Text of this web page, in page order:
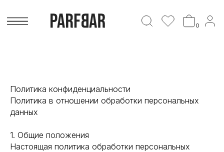
0
Политика конфиденциальности
Политика в отношении обработки персональных
данных
1. Общие положения
Настоящая политика обработки персональных